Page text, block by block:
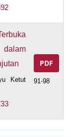
Ketut
PDF
91-98